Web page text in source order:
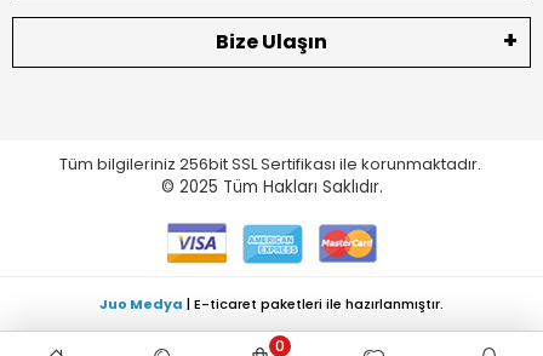
Bize Ulaşın
Tüm bilgileriniz 256bit SSL Sertifikası ile korunmaktadır.
© 2025 Tüm Hakları Saklıdır.
0
Juo Medya | E-ticaret paketleri ile hazırlanmıştır.